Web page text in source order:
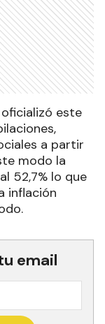
este
a partir
modo la
52,7% lo que
inflación
email